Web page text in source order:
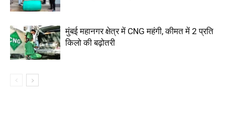
मुंबई महानगर क्षेत्र में CNG महंगी, कीमत में ₹2 प्रति
किलो की बढ़ोतरी